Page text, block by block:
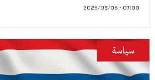
07:00 - 2026/08/06
سياسة